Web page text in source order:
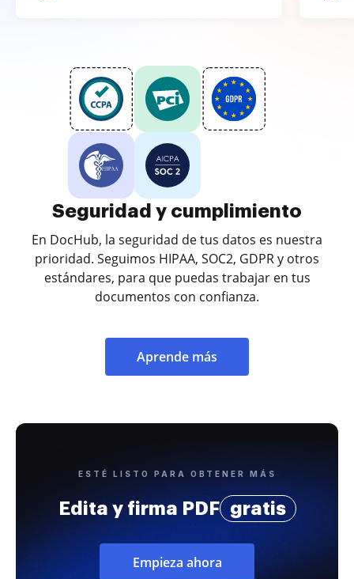
Seguridad y cumplimiento
En DocHub, la seguridad de tus datos es nuestra
prioridad. Seguimos HIPAA, SOC2, GDPR y otros
estándares, para que puedas trabajar en tus
documentos con confianza.
Aprende más
ESTÉ LISTO PARA OBTENER MÁS
Edita y firma PDF gratis
Empieza ahora